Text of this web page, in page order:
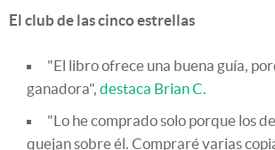
El club de las cinco estrellas
"El libro ofrece una buena guía,
ganadora", destaca Brian C.
"Lo he comprado solo porque los
quejan sobre él. Compraré varias